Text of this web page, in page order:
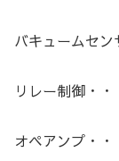
バキュームセン
リレー制御・・
オペアンプ・・